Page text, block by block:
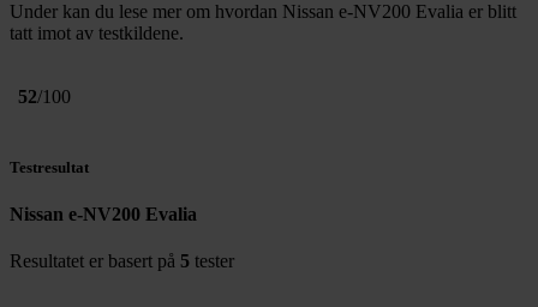
Under kan du lese mer om hvordan Nissan e-NV200 Evalia er blitt
tatt imot av testkildene.
52/100
Testresultat
Nissan e-NV200 Evalia
Resultatet er basert på 5 tester